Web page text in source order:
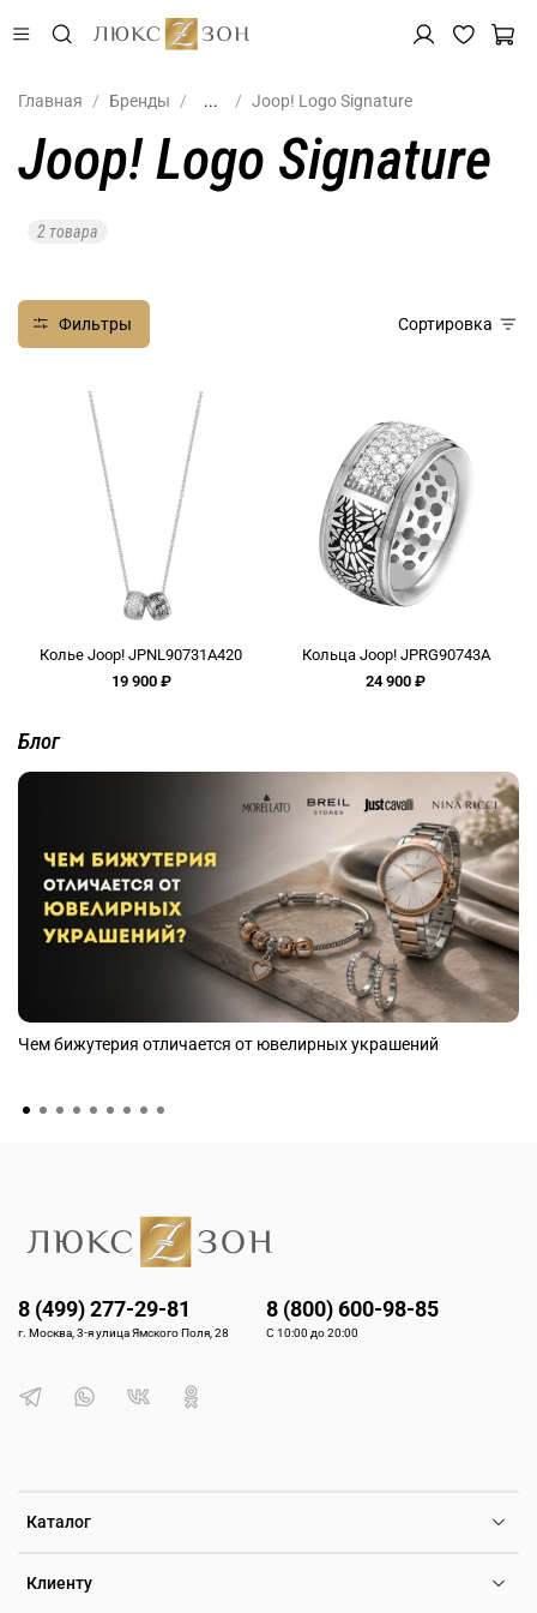
Главная Бренды ... Joop! Logo Signature
Joop! Logo Signature
2 товара
Фильтры Сортировка
Колье Joop! JPNL90731A420
19 900 ₽
Кольца Joop! JPRG90743A
24 900 ₽
Блог
Чем бижутерия отличается от ювелирных украшений
Каталог
Клиенту
8 (499) 277-29-81
г. Москва, 3-я улица Ямского Поля, 28
8 (800) 600-98-85
С 10:00 до 20:00